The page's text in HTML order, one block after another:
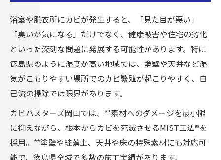
浴室や脱衣所にカビが発生すると、「見た目が悪い」
「臭いが気になる」だけでなく、健康被害や住宅の劣化
といった深刻な問題に発展する可能性があります。特に
徳島県のように湿度が高い地域では、塗壁や天井など湿
気がこもりやすい場所でのカビ繁殖が起こりやすく、自
己流の掃除では限界があります。
カビバスターズ岡山では、**素材へのダメージを最小限
に抑えながら、根本からカビを死滅させるMIST工法®を
採用。**塗壁や珪藻土、天井や床の特殊素材にも対応可
能で、徳島県全域で多数の施工実績があります。